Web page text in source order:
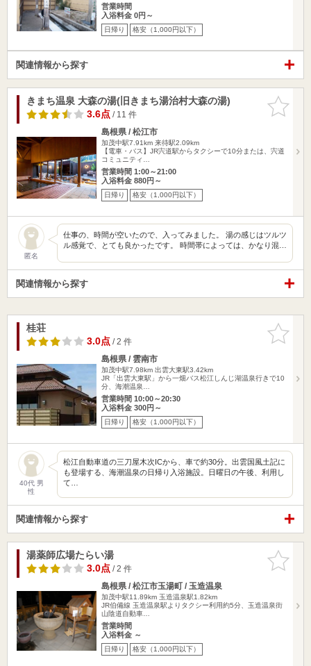
営業時間
入浴料金 0円～
日帰り 格安（1,000円以下）
関連情報から探す
お気に入
りに追加
きまち温泉 大森の湯(旧きまち湯治村大森の湯)
3.6点/ 11 件
島根県 / 松江市
加茂中駅7.91km 来待駅2.09km
【電車・バス】JR宍道駅からタクシーで10分または、宍道
コミュニティ…
営業時間 1:00～21:00
入浴料金 880円～
日帰り 格安（1,000円以下）
匿名
仕事の、時間が空いたので、入ってみました。 湯の感じはツルツ
ル感覚で、とても良かったです。 時間帯によっては、かなり混…
関連情報から探す
お気に入
りに追加
桂荘
3.0点/ 2 件
島根県 / 雲南市
加茂中駅7.98km 出雲大東駅3.42km
JR「出雲大東駅」から一畑バス松江しんじ湖温泉行きで10
分、海潮温泉…
営業時間 10:00～20:30
入浴料金 300円～
日帰り 格安（1,000円以下）
40代 男
性
松江自動車道の三刀屋木次ICから、車で約30分。出雲国風土記に
も登場する、海潮温泉の日帰り入浴施設。日曜日の午後、利用し
て…
関連情報から探す
お気に入
りに追加
湯薬師広場たらい湯
3.0点/ 2 件
島根県 / 松江市玉湯町 / 玉造温泉
加茂中駅11.89km 玉造温泉駅1.82km
JR伯備線 玉造温泉駅よりタクシー利用約5分、玉造温泉街
山陰道自動車…
営業時間
入浴料金 ～
日帰り 格安（1,000円以下）